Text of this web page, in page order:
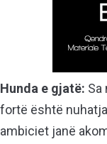
Hunda e gjatë: Sa
fortë është
ambiciet janë